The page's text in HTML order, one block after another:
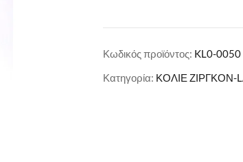
Κωδικός προϊόντος: KL0-0050
Κατηγορία: ΚΟΛΙΕ ΖΙΡΓΚΟΝ-